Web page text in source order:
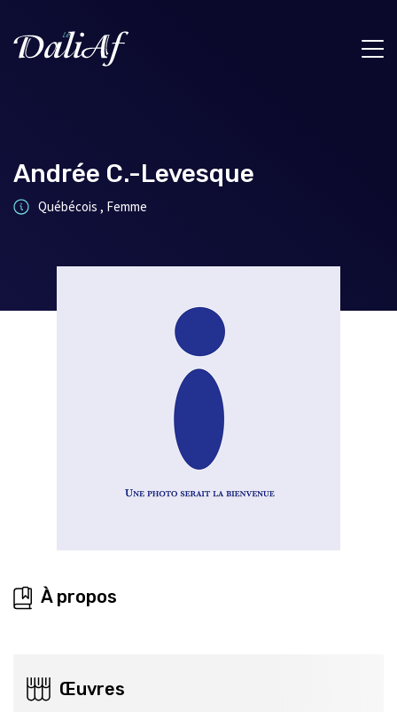
Andrée C.-Levesque
Québécois , Femme
À propos
Œuvres